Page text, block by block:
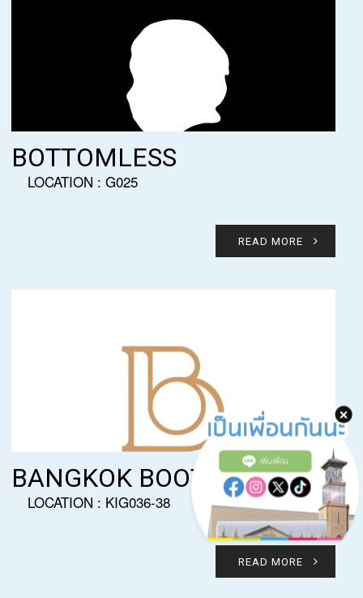
เพิ่มเพื่อน
BOTTOMLESS
LOCATION : G025
READ MORE
BANGKOK BOOTERY
LOCATION : KIG036-38
READ MORE